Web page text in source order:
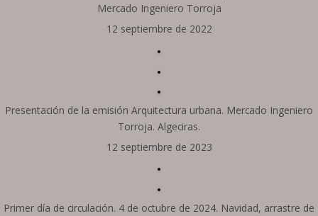
Mercado Ingeniero Torroja
12 septiembre de 2022
Presentación de la emisión Arquitectura urbana. Mercado Ingeniero
Torroja. Algeciras.
12 septiembre de 2023
Primer día de circulación. 4 de octubre de 2024. Navidad, arrastre de